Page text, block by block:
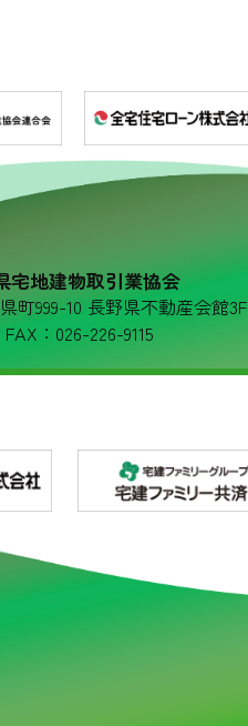
宅地建物取引業協会
町999-10 長野県不動産会館3F
：026-226-9115